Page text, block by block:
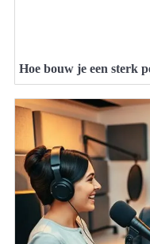
Hoe bouw je een sterk